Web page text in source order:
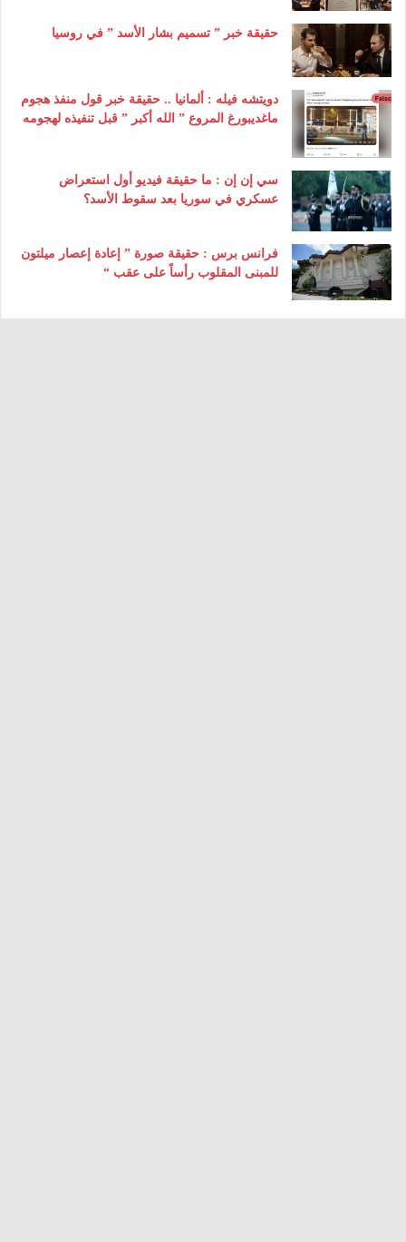
حقيقة خبر ” تسميم بشار الأسد ” في روسيا
دويتشه فيله : ألمانيا .. حقيقة خبر قول منفذ هجوم
ماغديبورغ المروع ” الله أكبر ” قبل تنفيذه لهجومه
سي إن إن : ما حقيقة فيديو أول استعراض
عسكري في سوريا بعد سقوط الأسد؟
فرانس برس : حقيقة صورة ” إعادة إعصار ميلتون
للمبنى المقلوب رأساً على عقب “